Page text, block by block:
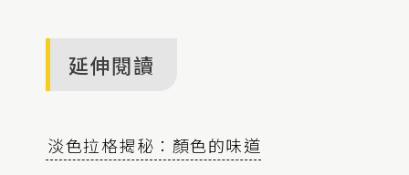
延伸閱讀
淡色拉格揭秘：顏色的味道